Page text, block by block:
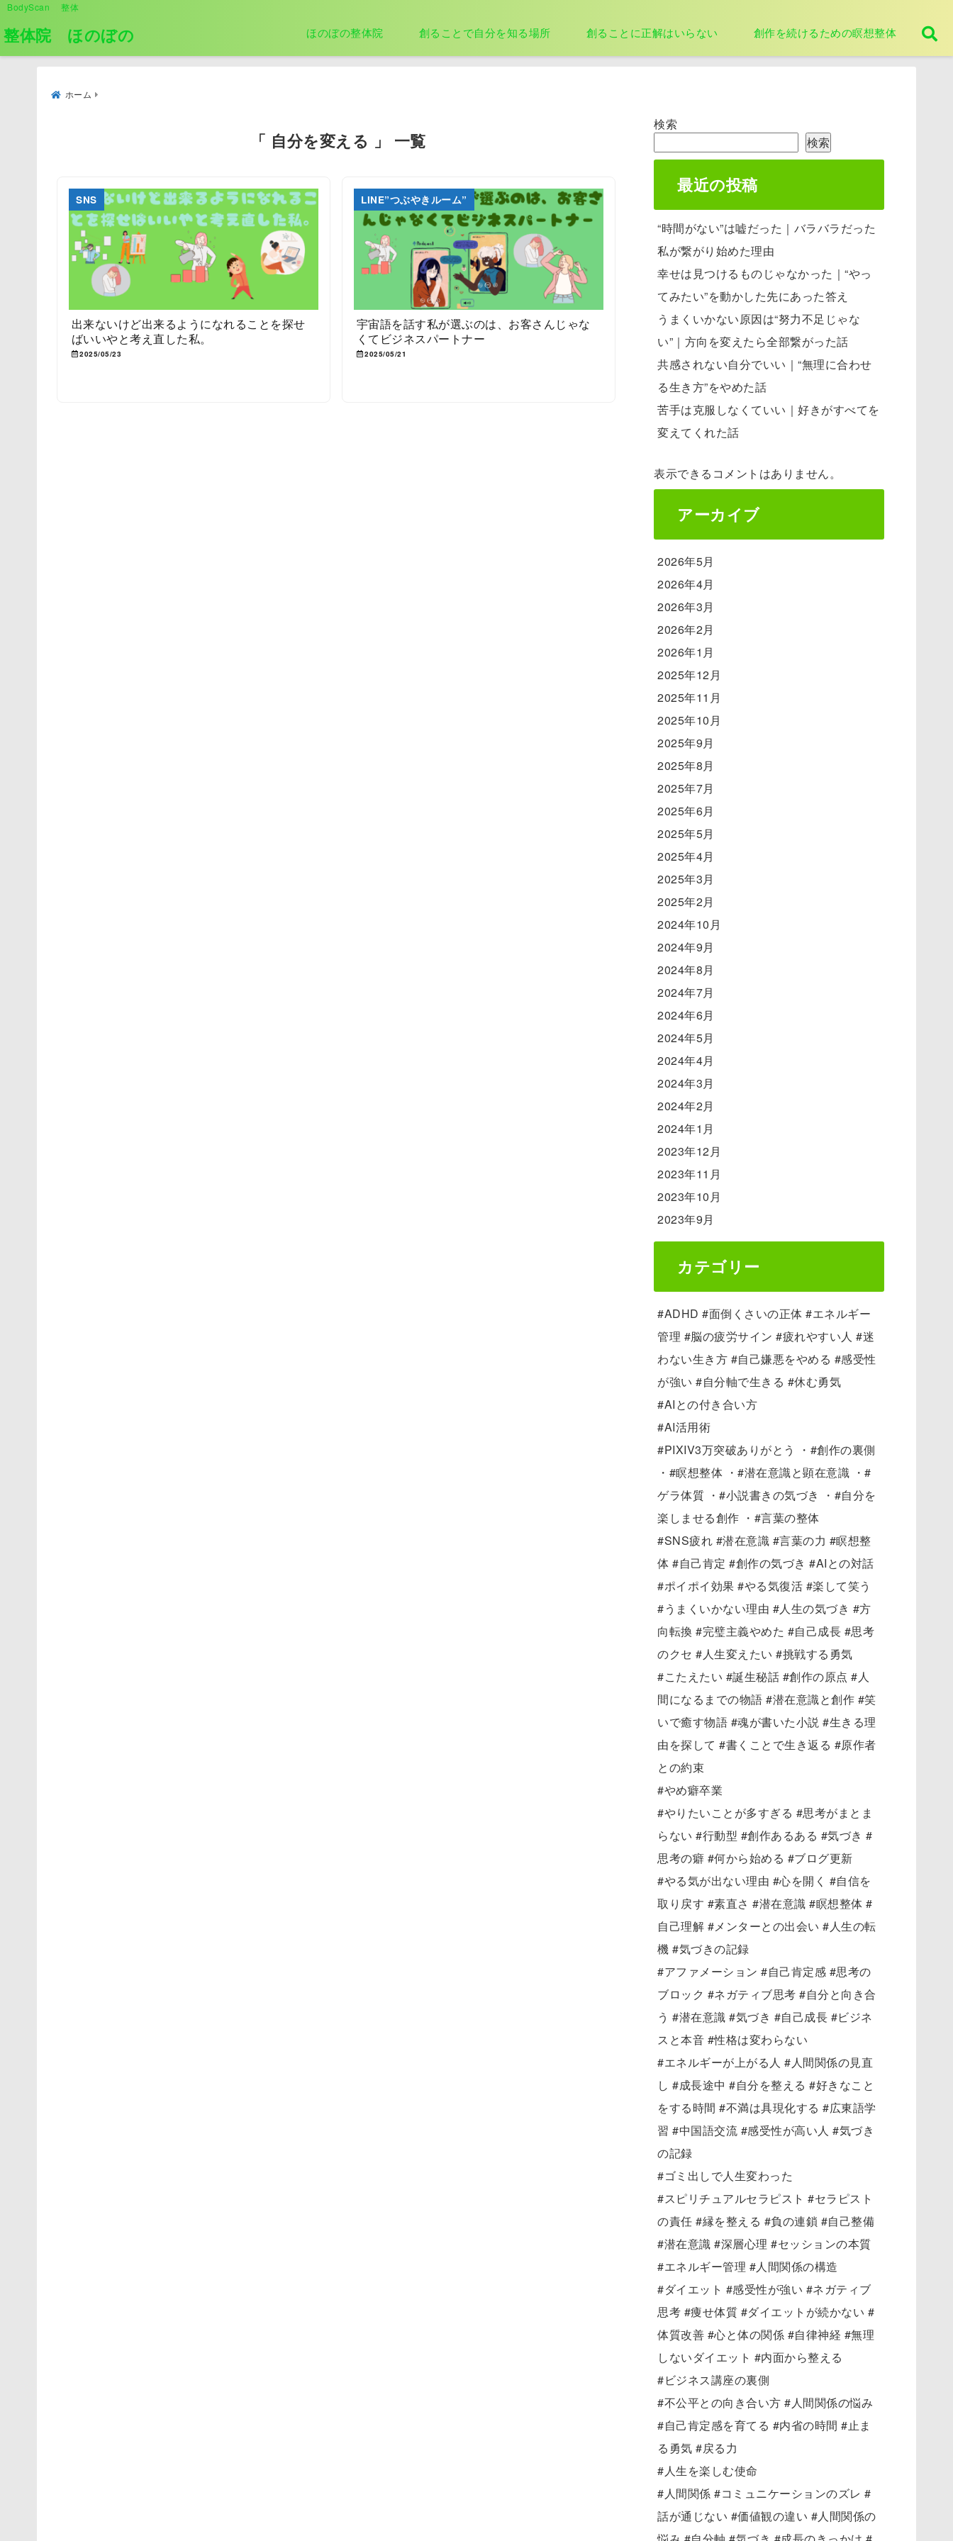
BodyScan 整体
整体院 ほのぼの ほのぼの整体院 創ることで自分を知る場所 創ることに正解はいらない 創作を続けるための瞑想整体
ホーム
「 自分を変える 」 一覧
SNS
出来ないけど出来るようになれることを探せ
ばいいやと考え直した私。
2025/05/23
LINE”つぶやきルーム”
宇宙語を話す私が選ぶのは、お客さんじゃな
くてビジネスパートナー
2025/05/21
検索
検索
最近の投稿
“時間がない”は嘘だった｜バラバラだった
私が繋がり始めた理由
幸せは見つけるものじゃなかった｜“やっ
てみたい”を動かした先にあった答え
うまくいかない原因は“努力不足じゃな
い”｜方向を変えたら全部繋がった話
共感されない自分でいい｜“無理に合わせ
る生き方”をやめた話
苦手は克服しなくていい｜好きがすべてを
変えてくれた話
表示できるコメントはありません。
アーカイブ
2026年5月
2026年4月
2026年3月
2026年2月
2026年1月
2025年12月
2025年11月
2025年10月
2025年9月
2025年8月
2025年7月
2025年6月
2025年5月
2025年4月
2025年3月
2025年2月
2024年10月
2024年9月
2024年8月
2024年7月
2024年6月
2024年5月
2024年4月
2024年3月
2024年2月
2024年1月
2023年12月
2023年11月
2023年10月
2023年9月
カテゴリー
#ADHD #面倒くさいの正体 #エネルギー
管理 #脳の疲労サイン #疲れやすい人 #迷
わない生き方 #自己嫌悪をやめる #感受性
が強い #自分軸で生きる #休む勇気
#AIとの付き合い方
#AI活用術
#PIXIV3万突破ありがとう ・#創作の裏側
・#瞑想整体 ・#潜在意識と顕在意識 ・#
ゲラ体質 ・#小説書きの気づき ・#自分を
楽しませる創作 ・#言葉の整体
#SNS疲れ #潜在意識 #言葉の力 #瞑想整
体 #自己肯定 #創作の気づき #AIとの対話
#ポイポイ効果 #やる気復活 #楽して笑う
#うまくいかない理由 #人生の気づき #方
向転換 #完璧主義やめた #自己成長 #思考
のクセ #人生変えたい #挑戦する勇気
#こたえたい #誕生秘話 #創作の原点 #人
間になるまでの物語 #潜在意識と創作 #笑
いで癒す物語 #魂が書いた小説 #生きる理
由を探して #書くことで生き返る #原作者
との約束
#やめ癖卒業
#やりたいことが多すぎる #思考がまとま
らない #行動型 #創作あるある #気づき #
思考の癖 #何から始める #ブログ更新
#やる気が出ない理由 #心を開く #自信を
取り戻す #素直さ #潜在意識 #瞑想整体 #
自己理解 #メンターとの出会い #人生の転
機 #気づきの記録
#アファメーション #自己肯定感 #思考の
ブロック #ネガティブ思考 #自分と向き合
う #潜在意識 #気づき #自己成長 #ビジネ
スと本音 #性格は変わらない
#エネルギーが上がる人 #人間関係の見直
し #成長途中 #自分を整える #好きなこと
をする時間 #不満は具現化する #広東語学
習 #中国語交流 #感受性が高い人 #気づき
の記録
#ゴミ出しで人生変わった
#スピリチュアルセラピスト #セラピスト
の責任 #縁を整える #負の連鎖 #自己整備
#潜在意識 #深層心理 #セッションの本質
#エネルギー管理 #人間関係の構造
#ダイエット #感受性が強い #ネガティブ
思考 #痩せ体質 #ダイエットが続かない #
体質改善 #心と体の関係 #自律神経 #無理
しないダイエット #内面から整える
#ビジネス講座の裏側
#不公平との向き合い方 #人間関係の悩み
#自己肯定感を育てる #内省の時間 #止ま
る勇気 #戻る力
#人生を楽しむ使命
#人間関係 #コミュニケーションのズレ #
話が通じない #価値観の違い #人間関係の